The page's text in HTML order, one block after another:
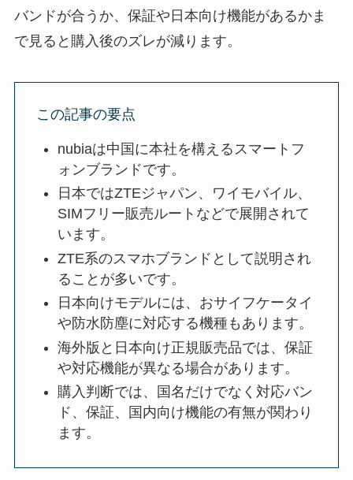
バンドが合うか、保証や日本向け機能があるかま
で見ると購入後のズレが減ります。
この記事の要点
nubiaは中国に本社を構えるスマートフ
ォンブランドです。
日本ではZTEジャパン、ワイモバイル、
SIMフリー販売ルートなどで展開されて
います。
ZTE系のスマホブランドとして説明され
ることが多いです。
日本向けモデルには、おサイフケータイ
や防水防塵に対応する機種もあります。
海外版と日本向け正規販売品では、保証
や対応機能が異なる場合があります。
購入判断では、国名だけでなく対応バン
ド、保証、国内向け機能の有無が関わり
ます。